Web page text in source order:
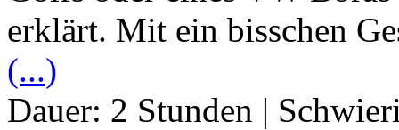
erklärt. Mit ein bisschen
(...)
Dauer: 2 Stunden |